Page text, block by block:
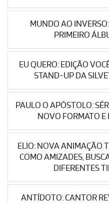
MUNDO AO
PRIMEIRO
EU QUERO: EDIÇÃO
STAND-UP DA
PAULO O APÓSTOLO:
NOVO FORMATO E
ELIO: NOVA ANIMAÇÃO
COMO AMIZADES,
DIFERENTES
ANTÍDOTO: CANTOR